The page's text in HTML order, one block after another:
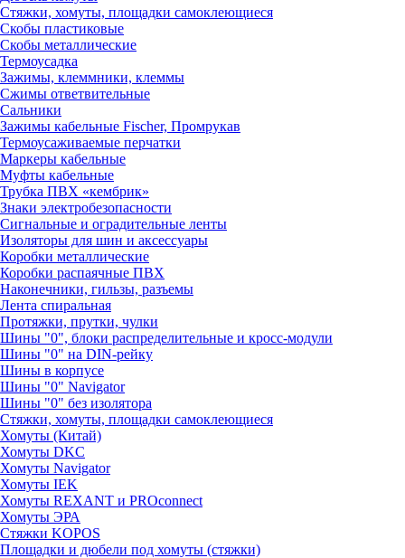
Стяжки, хомуты, площадки самоклеющиеся
Скобы пластиковые
Скобы металлические
Термоусадка
Зажимы, клеммники, клеммы
Сжимы ответвительные
Сальники
Зажимы кабельные Fischer, Промрукав
Термоусаживаемые перчатки
Маркеры кабельные
Муфты кабельные
Трубка ПВХ «кембрик»
Знаки электробезопасности
Сигнальные и оградительные ленты
Изоляторы для шин и аксессуары
Коробки металлические
Коробки распаячные ПВХ
Наконечники, гильзы, разъемы
Лента спиральная
Протяжки, прутки, чулки
Шины "0", блоки распределительные и кросс-модули
Шины "0" на DIN-рейку
Шины в корпусе
Шины "0" Navigator
Шины "0" без изолятора
Стяжки, хомуты, площадки самоклеющиеся
Хомуты (Китай)
Хомуты DKC
Хомуты Navigator
Хомуты IEK
Хомуты REXANT и PROconnect
Хомуты ЭРА
Стяжки KOPOS
Площадки и дюбели под хомуты (стяжки)